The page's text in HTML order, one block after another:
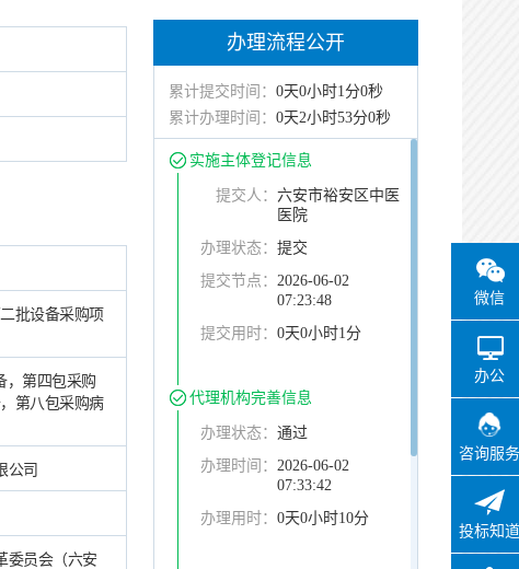
微信
办公
咨询服务
投标知道
批设备采购项
，第四包采购
第八包采购病
公司
委员会（六安
办理流程公开
累计提交时间： 0天0小时1分0秒
累计办理时间： 0天2小时53分0秒
实施主体登记信息
提交人： 六安市裕安区中医
医院
办理状态： 提交
提交节点： 2026-06-02
07:23:48
提交用时： 0天0小时1分
代理机构完善信息
办理状态： 通过
办理时间： 2026-06-02
07:33:42
办理用时： 0天0小时10分